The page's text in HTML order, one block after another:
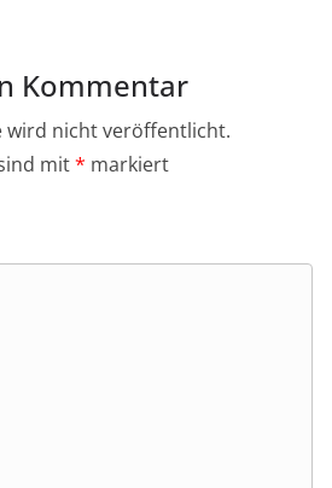
Kommentar
wird nicht veröffentlicht.
mit* markiert